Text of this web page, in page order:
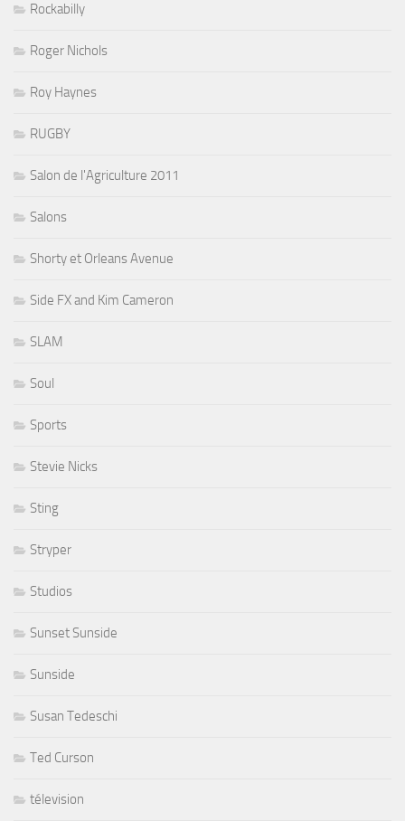
Rockabilly
Roger Nichols
Roy Haynes
RUGBY
Salon de l'Agriculture 2011
Salons
Shorty et Orleans Avenue
Side FX and Kim Cameron
SLAM
Soul
Sports
Stevie Nicks
Sting
Stryper
Studios
Sunset Sunside
Sunside
Susan Tedeschi
Ted Curson
télevision